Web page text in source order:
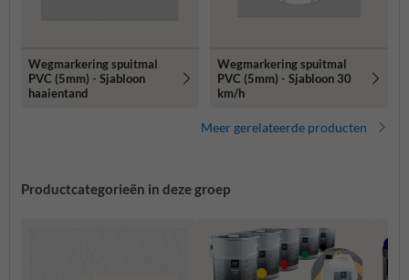
Wegmarkering spuitmal
PVC (5mm) - Sjabloon
haaientand
Wegmarkering spuitmal
PVC (5mm) - Sjabloon 30
km/h
Meer gerelateerde producten
Productcategorieën in deze groep